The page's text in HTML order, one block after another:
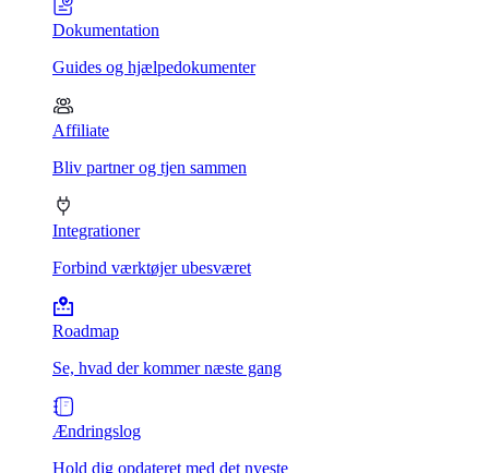
Dokumentation
Guides og hjælpedokumenter
Affiliate
Bliv partner og tjen sammen
Integrationer
Forbind værktøjer ubesværet
Roadmap
Se, hvad der kommer næste gang
Ændringslog
Hold dig opdateret med det nyeste